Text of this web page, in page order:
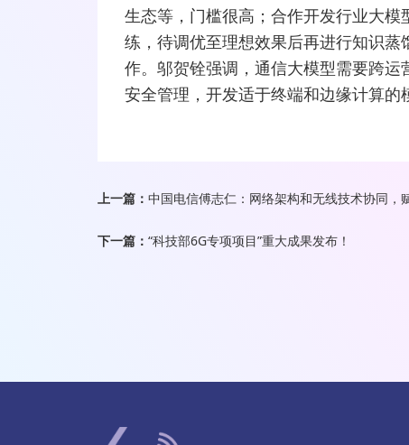
生态等，门槛很高；合作开发行业大模
练，待调优至理想效果后再进行知识
作。邬贺铨强调，通信大模型需要跨
安全管理，开发适于终端和边缘计算的
上一篇： 中国电信傅志仁：网络架构和无线技术协同，
下一篇： “科技部6G专项项目”重大成果发布！